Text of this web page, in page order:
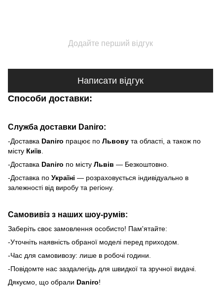
Додайте перший відгук
Написати відгук
Способи доставки:
Служба доставки Daniro:
-Доставка Daniro працює по Львову та області, а також по
місту Київ.
-Доставка Daniro по місту Львів — Безкоштовно.
-Доставка по Україні — розраховується індивідуально в
залежності від виробу та регіону.
Самовивіз з наших шоу-румів:
Заберіть своє замовлення особисто! Пам'ятайте:
-Уточніть наявність обраної моделі перед приходом.
-Час для самовивозу: лише в робочі години.
-Повідомте нас заздалегідь для швидкої та зручної видачі.
Дякуємо, що обрали Daniro!